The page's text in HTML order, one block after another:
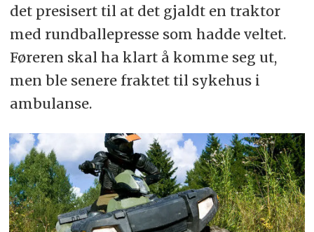
det presisert til at det gjaldt en traktor
med rundballepresse som hadde veltet.
Føreren skal ha klart å komme seg ut,
men ble senere fraktet til sykehus i
ambulanse.